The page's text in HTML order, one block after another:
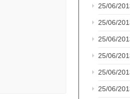
25/06/
25/06/
25/06/
25/06/
25/06/
25/06/